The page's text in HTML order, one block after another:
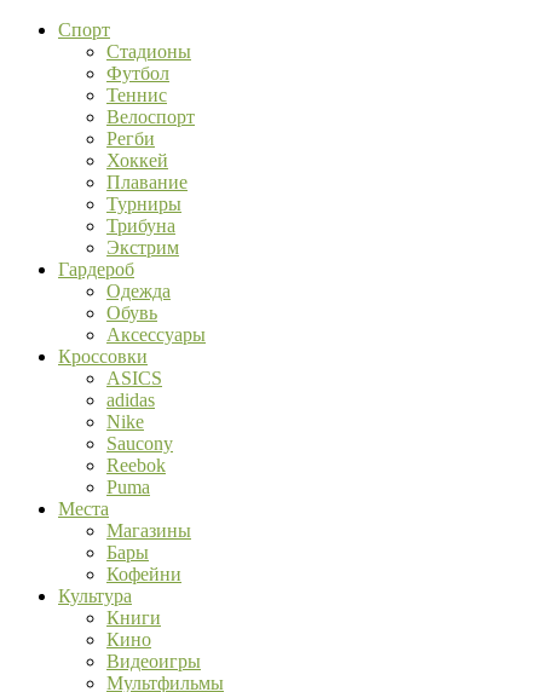
Спорт
Стадионы
Футбол
Теннис
Велоспорт
Регби
Хоккей
Плавание
Турниры
Трибуна
Экстрим
Гардероб
Одежда
Обувь
Аксессуары
Кроссовки
ASICS
adidas
Nike
Saucony
Reebok
Puma
Места
Магазины
Бары
Кофейни
Культура
Книги
Кино
Видеоигры
Мультфильмы